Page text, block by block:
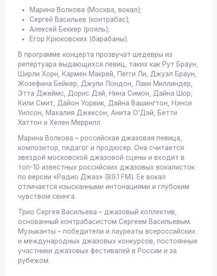
Марина Волкова (Москва, вокал);
Сергей Васильев (контрабас);
Алексей Беккер (рояль);
Егор Крюковских (барабаны).
В программе концерта прозвучат шедевры из
репертуара выдающихся певиц, таких как Рут Браун,
Ширли Хорн, Кармен Макрей, Пегги Ли, Джуэл Браун,
Жозефина Бейкер, Джули Лондон, Лаки Миллиндер,
Этта Джеймс, Дорис Дэй, Нина Симон, Дайна Шор,
Кили Смит, Дайон Уорвик, Дайна Вашингтон, Нэнси
Уилсон, Махалия Джексон, Анита О’Дэй, Бетти
Хаттон и Хелен Меррилл.
Марина Волкова – российская джазовая певица,
композитор, педагог и продюсер. Она считается
звездой московской джазовой сцены и входит в
топ-10 известных российских джазовых вокалисток
по версии «Радио Джаз» (89.1 FM). Ее вокал
отличается изысканными интонациями и глубоким
чувством свинга.
Трио Сергея Васильева – джазовый коллектив,
основанный контрабасистом Сергеем Васильевым.
Музыканты – победители и лауреаты всероссийских
и международных джазовых конкурсов, постоянные
участники джазовых фестивалей в России и за
рубежом.